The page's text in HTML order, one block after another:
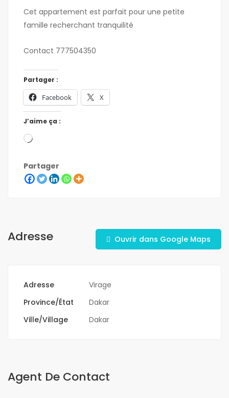
Cet appartement est parfait pour une petite
famille recherchant tranquilité
Contact 777504350
Partager :
Facebook X
J’aime ça :
Partager
Adresse Ouvrir dans Google Maps
Adresse
Virage
Province/État
Dakar
Ville/Village
Dakar
Agent De Contact